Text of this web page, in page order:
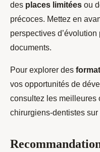
des places limitées ou
précoces. Mettez en
perspectives
documents.
Pour explorer des
vos opportunités de
consultez les meilleures
chirurgiens-dentistes sur